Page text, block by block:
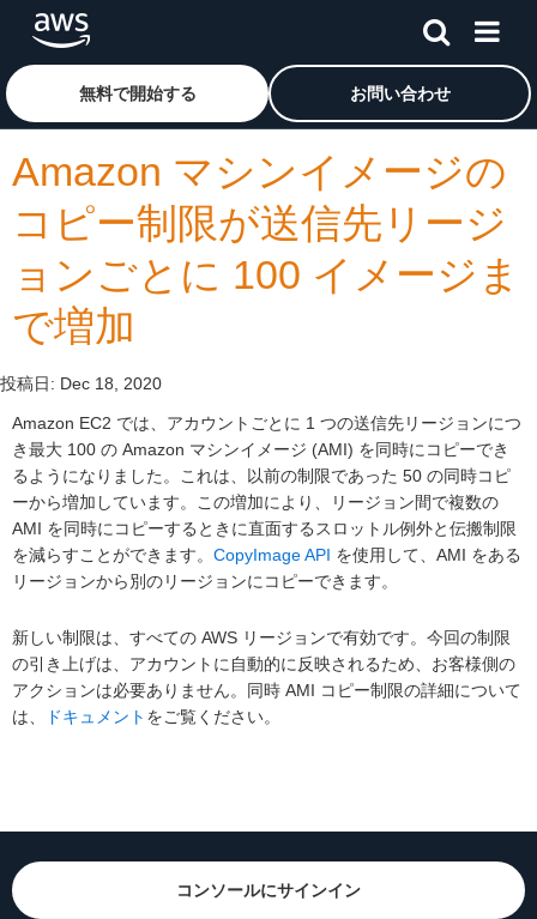
メインコンテンツに移動
アマゾン ウェブ サービスのホームページに戻るには、こ
無料で開始する お問い合わせ
Amazon マシンイメージの
コピー制限が送信先リージ
ョンごとに 100 イメージま
で増加
投稿日: Dec 18, 2020
Amazon EC2 では、アカウントごとに 1 つの送信先リージョンにつ
き最大 100 の Amazon マシンイメージ (AMI) を同時にコピーでき
るようになりました。これは、以前の制限であった 50 の同時コピ
ーから増加しています。この増加により、リージョン間で複数の
AMI を同時にコピーするときに直面するスロットル例外と伝搬制限
を減らすことができます。 CopyImage API を使用して、AMI をある
リージョンから別のリージョンにコピーできます。
新しい制限は、すべての AWS リージョンで有効です。今回の制限
の引き上げは、アカウントに自動的に反映されるため、お客様側の
アクションは必要ありません。同時 AMI コピー制限の詳細について
は、
ドキュメント をご覧ください。
コンソールにサインイン